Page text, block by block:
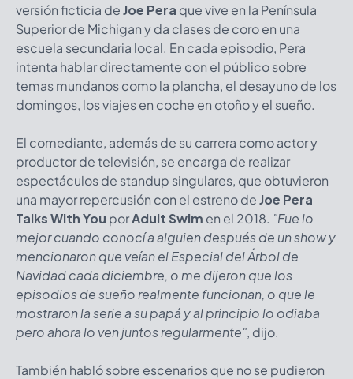
versión ficticia deJoe Pera que vive en la Península
Superior de Michigan y da clases de coro en una
escuela secundaria local. En cada episodio, Pera
intenta hablar directamente con el público sobre
temas mundanos como la plancha, el desayuno de los
domingos, los viajes en coche en otoño y el sueño.
El comediante, además de su carrera como actor y
productor de televisión, se encarga de realizar
espectáculos de standup singulares, que obtuvieron
una mayor repercusión con el estreno deJoe Pera
Talks With You porAdult Swim en el 2018. "Fue lo
mejor cuando conocí a alguien después de un show y
mencionaron que veían el Especial del Árbol de
Navidad cada diciembre, o me dijeron que los
episodios de sueño realmente funcionan, o que le
mostraron la serie a su papá y al principio lo odiaba
pero ahora lo ven juntos regularmente", dijo.
También habló sobre escenarios que no se pudieron